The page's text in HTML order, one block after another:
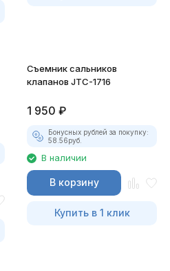
Съемник сальников
клапанов JTC-1716
1 950 ₽
Бонусных рублей за покупку:
58.56руб.
В наличии
В корзину
Купить в 1 клик